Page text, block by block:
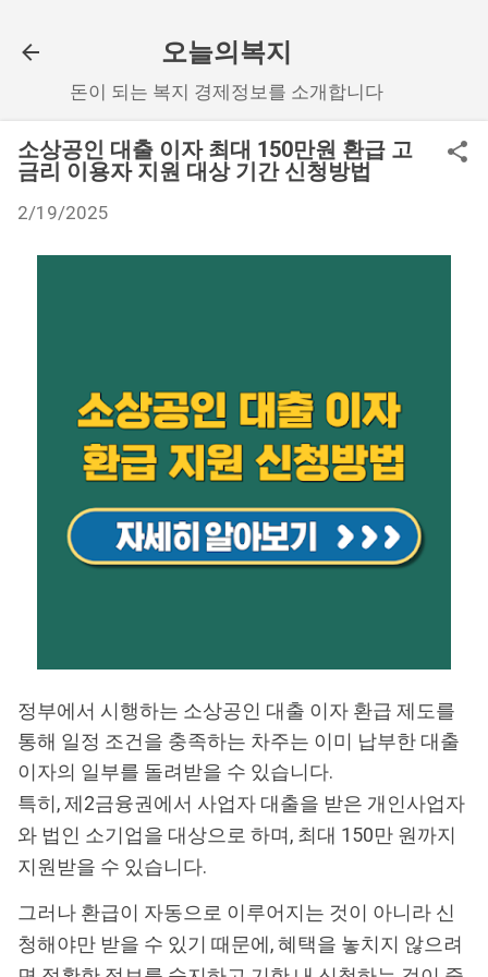
오늘의복지
돈이 되는 복지 경제정보를 소개합니다
소상공인 대출 이자 최대 150만원 환급 고
금리 이용자 지원 대상 기간 신청방법
2/19/2025
정부에서 시행하는 소상공인 대출 이자 환급 제도를
통해 일정 조건을 충족하는 차주는 이미 납부한 대출
이자의 일부를 돌려받을 수 있습니다.
특히, 제2금융권에서 사업자 대출을 받은 개인사업자
와 법인 소기업을 대상으로 하며, 최대 150만 원까지
지원받을 수 있습니다.
그러나 환급이 자동으로 이루어지는 것이 아니라 신
청해야만 받을 수 있기 때문에, 혜택을 놓치지 않으려